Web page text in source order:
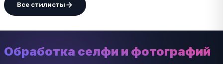
Все стилисты
Обработка селфи и фотографий